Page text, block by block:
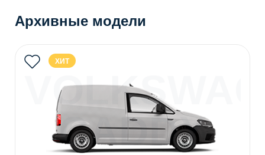
Архивные модели
ХИТ
CADDY